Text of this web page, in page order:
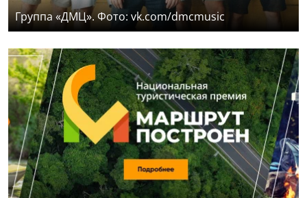
Группа «ДМЦ». Фото: vk.com/dmcmusic